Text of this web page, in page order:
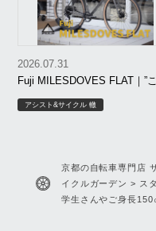
Fuji MILESDOVES FLAT｜”こ
形になった。FEATHER CX
2026.07.31
アシスト&サイクル 轍
京都の自転車専門店
イクルガーデン > ス
学生さんやご身長